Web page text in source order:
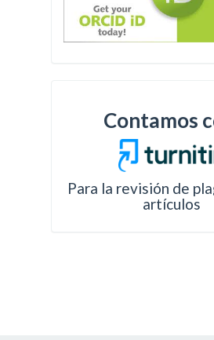
Contamos
Para la revisión de
artículos